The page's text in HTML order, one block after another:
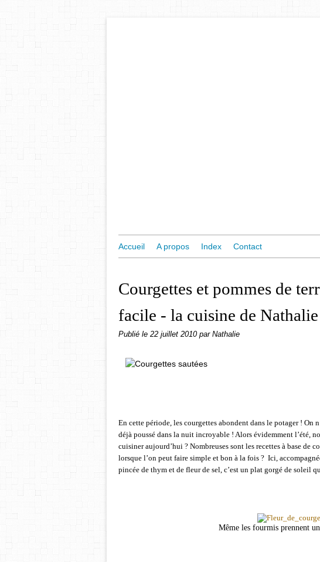
Accueil A propos Index Contact
Courgettes et pommes de
facile - la cuisine de Nathalie
Publié le 22 juillet 2010 par Nathalie
En cette période, les courgettes abondent dans le potager ! On
déjà poussé dans la nuit incroyable ! Alors évidemment l’été,
cuisiner aujourd’hui ? Nombreuses sont les recettes à base de
lorsque l’on peut faire simple et bon à la fois ? Ici,
pincée de thym et de fleur de sel, c’est un plat gorgé de soleil
Même les fourmis prennent